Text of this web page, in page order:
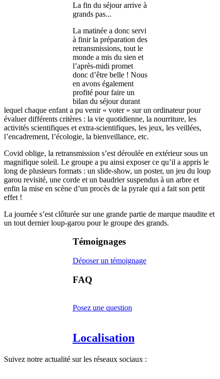
La fin du séjour arrive à
grands pas...
La matinée a donc servi
à finir la préparation des
retransmissions, tout le
monde a mis du sien et
l’après-midi promet
donc d’être belle ! Nous
en avons également
profité pour faire un
bilan du séjour durant
lequel chaque enfant a pu venir « voter » sur un ordinateur pour
évaluer différents critères : la vie quotidienne, la nourriture, les
activités scientifiques et extra-scientifiques, les jeux, les veillées,
l’encadrement, l’écologie, la bienveillance, etc.
Covid oblige, la retransmission s’est déroulée en extérieur sous un
magnifique soleil. Le groupe a pu ainsi exposer ce qu’il a appris le
long de plusieurs formats : un slide-show, un poster, un jeu du loup
garou revisité, une corde et un baudrier suspendus à un arbre et
enfin la mise en scène d’un procès de la pyrale qui a fait son petit
effet !
La journée s’est clôturée sur une grande partie de marque maudite et
un tout dernier loup-garou pour le groupe des grands.
Témoignages
Déposer un témoignage
FAQ
Posez une question
Localisation
Suivez notre actualité sur les réseaux sociaux :